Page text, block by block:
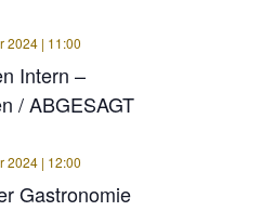
Intern –
/ ABGESAGT
2024 | 11:00
Gastronomie
2024 | 12:00